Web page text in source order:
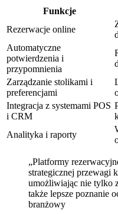
Funkcje
Rezerwacje online
Automatyczne
potwierdzenia i
przypomnienia
Zarządzanie stolikami i
preferencjami
Integracja z systemami POS
i CRM
Analityka i raporty
„Platformy
strategicznej przewagi
umożliwiając nie tylko
także lepsze poznanie
branżowy